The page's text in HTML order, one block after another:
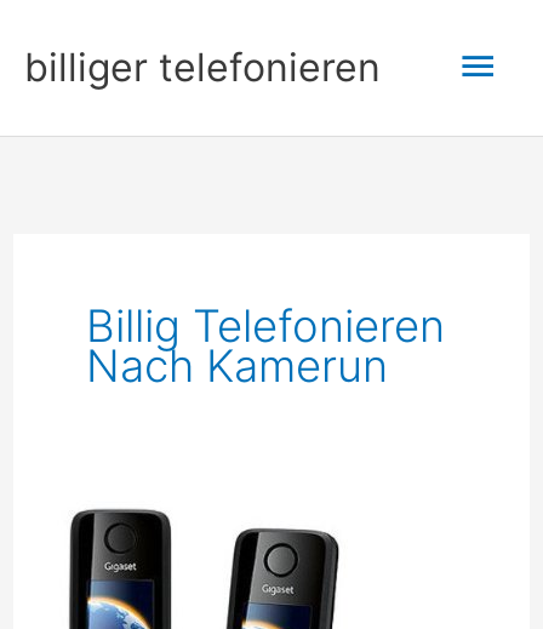
Inhalt
springen
billiger telefonieren
Billig Telefonieren
Nach Kamerun